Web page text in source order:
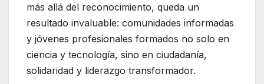
más allá del reconocimiento, queda un
resultado invaluable: comunidades informadas
y jóvenes profesionales formados no solo en
ciencia y tecnología, sino en ciudadanía,
solidaridad y liderazgo transformador.